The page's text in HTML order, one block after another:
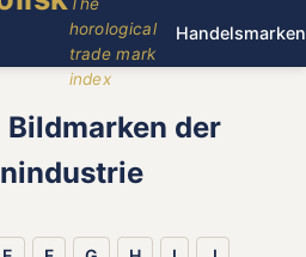
horological
trade mark
index
Handelsmarken
der